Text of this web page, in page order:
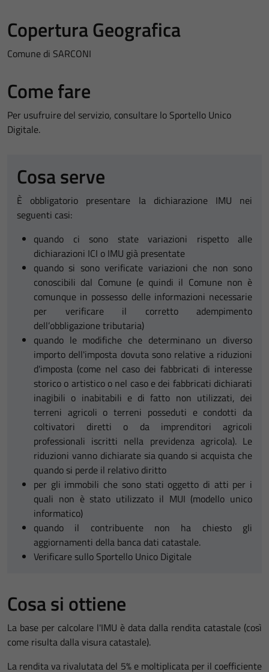
Copertura Geografica
Comune di SARCONI
Come fare
Per usufruire del servizio, consultare lo Sportello Unico
Digitale.
Cosa serve
È obbligatorio presentare la dichiarazione IMU nei
seguenti casi:
quando ci sono state variazioni rispetto alle
dichiarazioni ICI o IMU già presentate
quando si sono verificate variazioni che non sono
conoscibili dal Comune (e quindi il Comune non è
comunque in possesso delle informazioni necessarie
per verificare il corretto adempimento
dell’obbligazione tributaria)
quando le modifiche che determinano un diverso
importo dell'imposta dovuta sono relative a riduzioni
d'imposta (come nel caso dei fabbricati di interesse
storico o artistico o nel caso e dei fabbricati dichiarati
inagibili o inabitabili e di fatto non utilizzati, dei
terreni agricoli o terreni posseduti e condotti da
coltivatori diretti o da imprenditori agricoli
professionali iscritti nella previdenza agricola). Le
riduzioni vanno dichiarate sia quando si acquista che
quando si perde il relativo diritto
per gli immobili che sono stati oggetto di atti per i
quali non è stato utilizzato il MUI (modello unico
informatico)
quando il contribuente non ha chiesto gli
aggiornamenti della banca dati catastale.
Verificare sullo Sportello Unico Digitale
Cosa si ottiene
La base per calcolare l'IMU è data dalla rendita catastale (così
come risulta dalla visura catastale).
La rendita va rivalutata del 5% e moltiplicata per il coefficiente